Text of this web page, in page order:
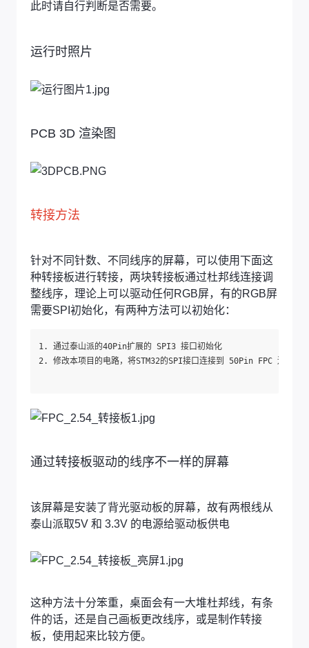
此时请自行判断是否需要。
运行时照片
PCB 3D 渲染图
转接方法
针对不同针数、不同线序的屏幕，可以使用下面这
种转接板进行转接，两块转接板通过杜邦线连接调
整线序，理论上可以驱动任何RGB屏，有的RGB屏
需要SPI初始化，有两种方法可以初始化：
1. 通过泰山派的40Pin扩展的 SPI3 接口初始化
2. 修改本项目的电路，将STM32的SPI接口连接到 50Pin FPC 连接器
通过转接板驱动的线序不一样的屏幕
该屏幕是安装了背光驱动板的屏幕，故有两根线从
泰山派取5V 和 3.3V 的电源给驱动板供电
这种方法十分笨重，桌面会有一大堆杜邦线，有条
件的话，还是自己画板更改线序，或是制作转接
板，使用起来比较方便。